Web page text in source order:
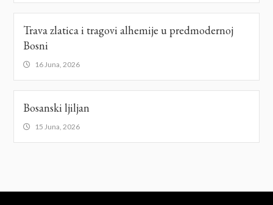
Trava zlatica i tragovi alhemije u predmodernoj
Bosni
16 Juna, 2026
Bosanski ljiljan
15 Juna, 2026